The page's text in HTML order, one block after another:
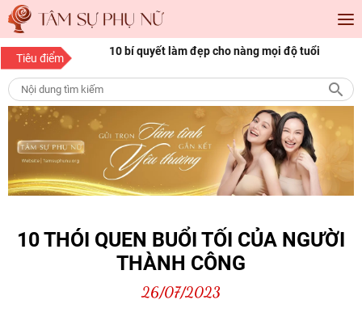
Tiêu điểm
10 bí quyết làm đẹp cho nàng mọi độ tuổi
15 bí quyết làm
10 THÓI QUEN BUỔI TỐI CỦA NGƯỜI
THÀNH CÔNG
26/07/2023